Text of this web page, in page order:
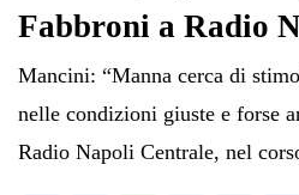
Fabbroni a Radio
Mancini: “Manna cerca di
nelle condizioni giuste e forse
Radio Napoli Centrale, nel